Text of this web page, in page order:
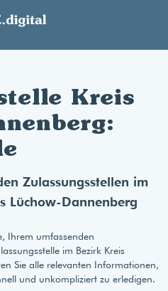
Kreis
Zulassungsstellen im
Lüchow-Dannenberg
Ihrem umfassenden
im Bezirk Kreis
Sie alle relevanten Informationen,
und unkompliziert zu erledigen.